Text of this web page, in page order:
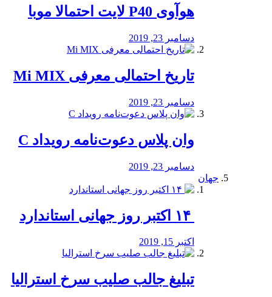
هوآوی P40 لایت احتمالا موبا
دسامبر 23, 2019
تاریخ احتمالی معرفی Mi MIX
دسامبر 23, 2019
وان پلاس دعوت‌نامه رویداد C
دسامبر 23, 2019
جهان
اکتبر 15, 2019
تبلیغ جالب صلیب سرخ استرالیا